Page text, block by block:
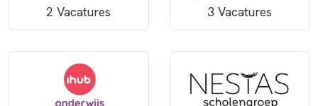
2 Vacatures
3 Vacatures